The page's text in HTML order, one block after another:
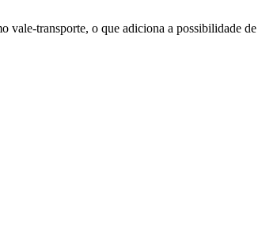
vale-transporte, o que adiciona a possibilidade de